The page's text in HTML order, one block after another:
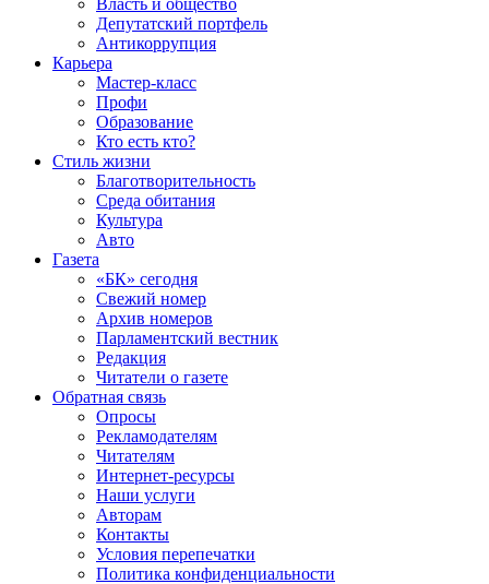
Власть и общество
Депутатский портфель
Антикоррупция
Карьера
Мастер-класс
Профи
Образование
Кто есть кто?
Стиль жизни
Благотворительность
Среда обитания
Культура
Авто
Газета
«БК» сегодня
Свежий номер
Архив номеров
Парламентский вестник
Редакция
Читатели о газете
Обратная связь
Опросы
Рекламодателям
Читателям
Интернет-ресурсы
Наши услуги
Авторам
Контакты
Условия перепечатки
Политика конфиденциальности